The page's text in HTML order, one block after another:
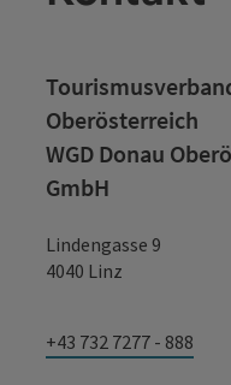
Oberösterreich
WGD Donau
GmbH
Lindengasse 9
4040 Linz
+43 732 7277 - 888